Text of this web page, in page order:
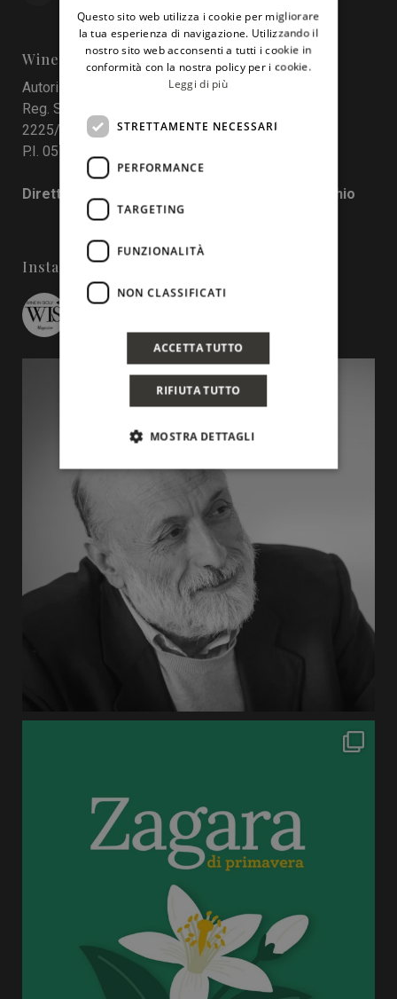
Wine In Sicily
Autorizzazione del Tribunale di Palermo
Reg. Stampa nr. 4 del 10 maggio 2017 Num. Reg.
2225/2017
P.I. 05130190829
Direttore responsabile: Francesco Pensovecchio
Instagram
ENGLISH
Questo sito web utilizza i cookie per migliorare
la tua esperienza di navigazione. Utilizzando il
nostro sito web acconsenti a tutti i cookie in
conformità con la nostra policy per i cookie.
Leggi di più
STRETTAMENTE NECESSARI
PERFORMANCE
TARGETING
FUNZIONALITÀ
NON CLASSIFICATI
ACCETTA TUTTO
RIFIUTA TUTTO
MOSTRA DETTAGLI